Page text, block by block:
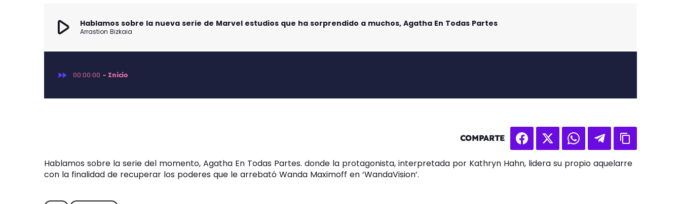
play_arrow Hablamos sobre la nueva serie de Marvel estudios que ha sorprendido a muchos, Agatha En Todas Partes
Arrastion Bizkaia
fast_forward 00:00:00 - Inicio
COMPARTE
Hablamos sobre la serie del momento, Agatha En Todas Partes. donde la protagonista, interpretada por Kathryn Hahn, lidera su propio aquelarre
con la finalidad de recuperar los poderes que le arrebató Wanda Maximoff en ‘WandaVision’.